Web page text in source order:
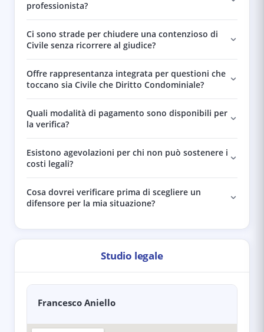
professionista?
Ci sono strade per chiudere una contenzioso di
Civile senza ricorrere al giudice?
Offre rappresentanza integrata per questioni che
toccano sia Civile che Diritto Condominiale?
Quali modalità di pagamento sono disponibili per
la verifica?
Esistono agevolazioni per chi non può sostenere i
costi legali?
Cosa dovrei verificare prima di scegliere un
difensore per la mia situazione?
Studio legale
Francesco Aniello